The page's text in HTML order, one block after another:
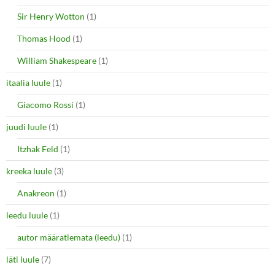
Sir Henry Wotton (1)
Thomas Hood (1)
William Shakespeare (1)
itaalia luule (1)
Giacomo Rossi (1)
juudi luule (1)
Itzhak Feld (1)
kreeka luule (3)
Anakreon (1)
leedu luule (1)
autor määratlemata (leedu) (1)
läti luule (7)